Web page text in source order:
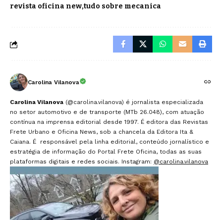
revista oficina new tudo sobre mecanica
Carolina Vilanova
Carolina Vilanova (@carolina.vilanova) é jornalista especializada
no setor automotivo e de transporte (MTb 26.048), com atuação
contínua na imprensa editorial desde 1997. É editora das Revistas
Frete Urbano e Oficina News, sob a chancela da Editora Ita &
Caiana. É responsável pela linha editorial, conteúdo jornalístico e
estratégia de informação do Portal Frete Oficina, todas as suas
plataformas digitais e redes sociais. Instagram: @carolina.vilanova